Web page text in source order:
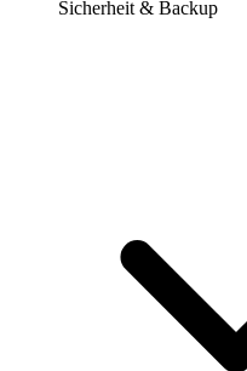
Sicherheit & Backup